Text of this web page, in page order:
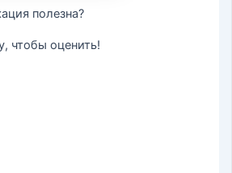
полезна?
чтобы оценить!